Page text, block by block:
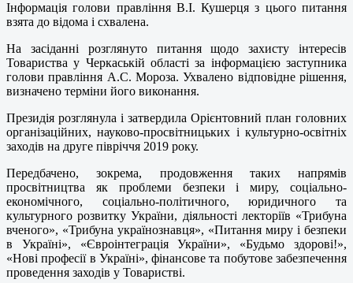
Інформація голови правління В.І. Кушерця з цього питання
взята до відома і схвалена.
На засіданні розглянуто питання щодо захисту інтересів
Товариства у Черкаській області за інформацією заступника
голови правління А.С. Мороза. Ухвалено відповідне рішення,
визначено терміни його виконання.
Президія розглянула і затвердила Орієнтовний план головних
організаційних, науково-просвітницьких і культурно-освітніх
заходів на друге півріччя 2019 року.
Передбачено, зокрема, продовження таких напрямів
просвітництва як проблеми безпеки і миру, соціально-
економічного, соціально-політичного, юридичного та
культурного розвитку України, діяльності лекторіїв «Трибуна
вченого», «Трибуна українознавця», «Питання миру і безпеки
в Україні», «Євроінтеграція України», «Будьмо здорові!»,
«Нові професії в Україні», фінансове та побутове забезпечення
проведення заходів у Товаристві.